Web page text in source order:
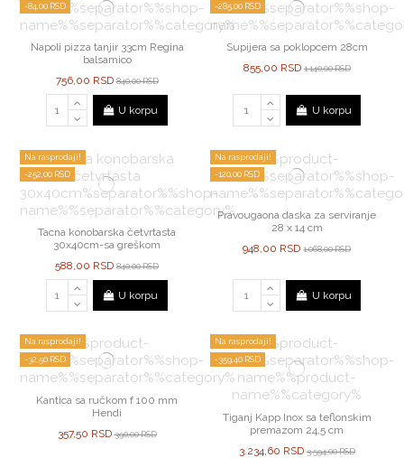
-84,00 RSD
Napoli pizza tanjir 33cm Regina
balsamico
756,00 RSD840,00 RSD
U korpu
-285,00 RSD
Supijera sa poklopcem 28cm
855,00 RSD 1.140,00 RSD
U korpu
Na rasprodaji!
-252,00 RSD
Tacna konobarska četvrtasta
30x40cm-sa greškom
588,00 RSD840,00 RSD
U korpu
Na rasprodaji!
-120,00 RSD
Pravougaona daska za serviranje
28 x 14 cm
948,00 RSD1.068,00 RSD
U korpu
Na rasprodaji!
-32,50 RSD
Kantica sa ručkom f 100 mm
Hendi
357,50 RSD390,00 RSD
Na rasprodaji!
-359,40 RSD
Tiganj Kapp Inox sa teflonskim
premazom 24,5 cm
3.234,60 RSD 3.594,00 RSD